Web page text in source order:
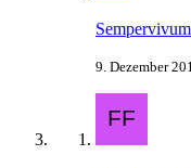
Sempervivum
9. Dezember